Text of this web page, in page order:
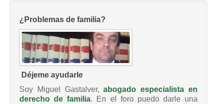
¿Problemas de familia?
Déjeme ayudarle
Soy Miguel Gastalver,abogado especialista en
derecho de familia. En el foro puedo darle una